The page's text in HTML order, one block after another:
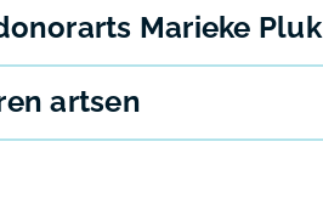
Marieke Pluk
artsen